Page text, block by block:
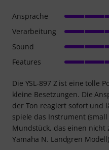
Die YSL-897 Z ist eine tolle
kleine Besetzungen. Die
der Ton reagiert sofort und
spiele das Instrument
Mundstück, das einen nicht
Yamaha N. Landgren
Ansprache
Verarbeitung
Sound
Features